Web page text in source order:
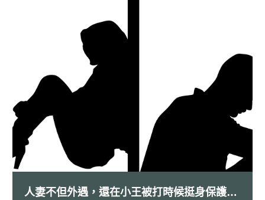
人妻不但外遇，還在小王被打時候挺身保護小